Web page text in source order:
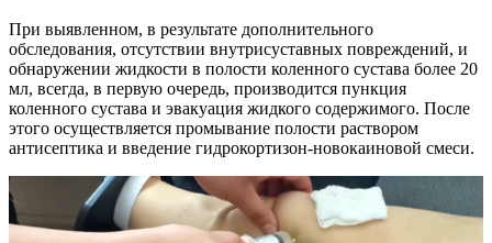
При выявленном, в результате дополнительного
обследования, отсутствии внутрисуставных повреждений, и
обнаружении жидкости в полости коленного сустава более 20
мл, всегда, в первую очередь, производится пункция
коленного сустава и эвакуация жидкого содержимого. После
этого осуществляется промывание полости раствором
антисептика и введение гидрокортизон-новокаиновой смеси.